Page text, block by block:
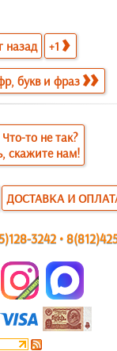
назад +1
букв и фраз
то не так?
скажите нам!
ДОСТАВКА И
3242 •